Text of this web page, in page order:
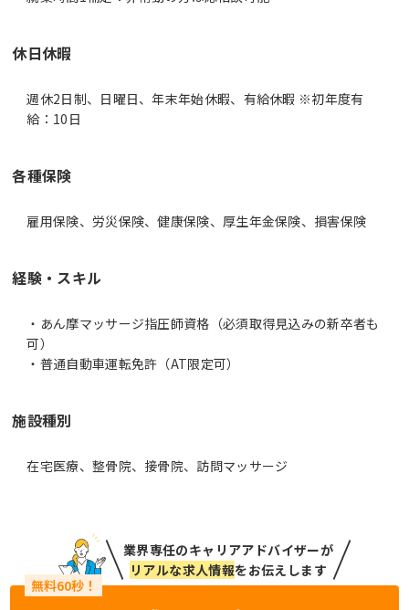
休日休暇
週休2日制、日曜日、年末年始休暇、有給休暇 ※初年度有
給：10日
各種保険
雇用保険、労災保険、健康保険、厚生年金保険、損害保険
経験・スキル
・あん摩マッサージ指圧師資格（必須取得見込みの新卒者も
可）
・普通自動車運転免許（AT限定可）
施設種別
在宅医療、整骨院、接骨院、訪問マッサージ
業界専任のキャリアアドバイザーが
リアルな求人情報をお伝えします